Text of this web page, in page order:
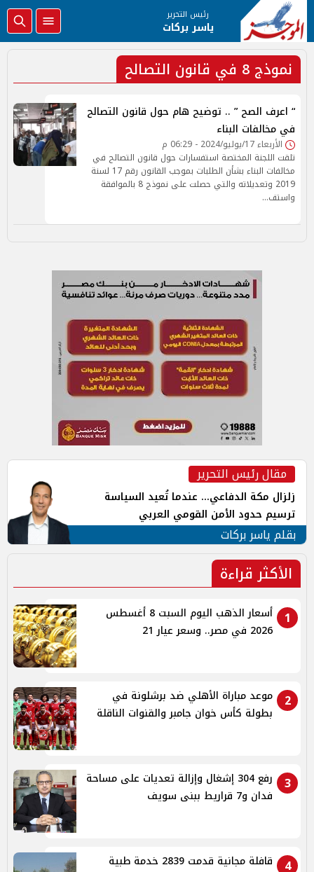
رئيس التحرير
ياسر بركات
نموذج 8 في قانون التصالح
“ اعرف الصح ” .. توضيح هام حول قانون التصالح
في مخالفات البناء
الأربعاء 17/يوليو/2024 - 06:29 م
تلقت اللجنة المختصة استفسارات حول قانون التصالح في
مخالفات البناء بشأن الطلبات بموجب القانون رقم 17 لسنة
2019 وتعديلاته والتي حصلت على نموذج 8 بالموافقة
واستف…
مقال رئيس التحرير
زلزال مكة الدفاعي... عندما تُعيد السياسة
ترسيم حدود الأمن القومي العربي
بقلم ياسر بركات
الأكثر قراءة
1
أسعار الذهب اليوم السبت 8 أغسطس
2026 في مصر.. وسعر عيار 21
2
موعد مباراة الأهلي ضد برشلونة في
بطولة كأس خوان جامبر والقنوات الناقلة
3
رفع 304 إشغال وإزالة تعديات على مساحة
فدان و7 قراريط ببنى سويف
4
قافلة مجانية قدمت 2839 خدمة طبية